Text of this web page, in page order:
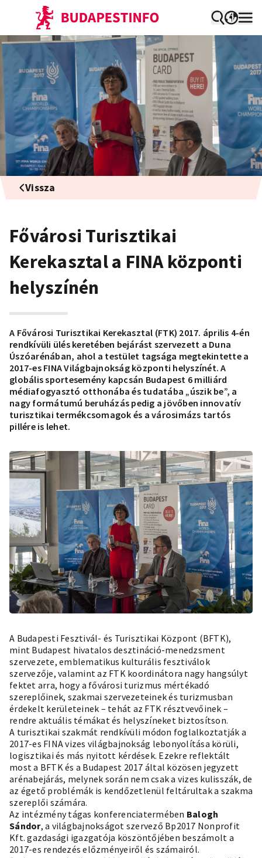
Vissza
Fővárosi Turisztikai
Kerekasztal a FINA központi
helyszínén
A Fővárosi Turisztikai Kerekasztal (FTK) 2017. április 4-én
rendkívüli ülés keretében bejárást szervezett a Duna
Úszóarénában, ahol a testület tagsága megtekintette a
2017-es FINA Világbajnokság központi helyszínét. A
globális sportesemény kapcsán Budapest 6 milliárd
médiafogyasztó otthonába és tudatába „úszik be”, a
nagy formátumú beruházás pedig a jövőben innovatív
turisztikai termékcsomagok és a városimázs tartós
pillére is lehet.
A Budapesti Fesztivál- és Turisztikai Központ (BFTK),
mint Budapest hivatalos desztináció-menedzsment
szervezete, emblematikus kulturális fesztiválok
szervezője, valamint az FTK koordinátora nagy hangsúlyt
fektet arra, hogy a fővárosi turizmus mértékadó
szereplőinek, szakmai szervezeteinek és turizmusban
érdekelt kerületeinek – tehát az FTK résztvevőinek –
rendre aktuális témákat és helyszíneket biztosítson.
A turisztikai szakmát rendkívüli módon foglalkoztatják a
2017-es FINA vizes világbajnokság lebonyolítása körüli,
logisztikai és más nyitott kérdések. Ezekre reflektált
most a BFTK és a Budapest 2017 által közösen jegyzett
arénabejárás, melynek során nem csak a vizes kulisszák, de
az égető problémák is kendőzetlenül feltárultak a szakma
szereplői számára.
Az intézmény tágas konferenciatermében Balogh
Sándor, a világbajnokságot szervező Bp2017 Nonprofit
Kft. gazdasági igazgatója köszöntőjében beszámolt a
2017-es rendezés előzményeiről és számairól.